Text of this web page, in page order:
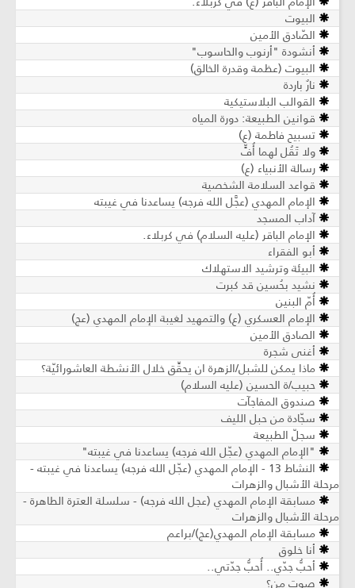
البيوت
الصّادق الأمين
أنشودة "أرنوب والحاسوب"
البيوت (عظمة وقدرة الخالق)
نارٌ باردة
القوالب البلاستيكية
قوانين الطبيعة: دورة المياه
تسبيح فاطمة (ع)
ولا تَقُل لهما أُفٍّ
رسالة الأنبياء (ع)
قواعد السلامة الشخصية
الإمام المهدي (عجَّل الله فرجه) يساعدنا في غيبته
آداب المسجد
الإمام الباقر (عليه السلام) في كربلاء.
أبو الفقراء
البيئة وترشيد الاستهلاك
نشيد بحُسين قد كبرت
أُمّ البنين
الإمام العسكري (ع) والتمهيد لغيبة الإمام المهدي (عج)
الصادق الأمين
أغنى شجرة
ماذا يمكن للشبل/الزهرة ان يحقِّق خلال الأنشطة العاشورائيّة؟
حبيب/ة الحسين (عليه السلام)
صندوق المفاجآت
سجّادة من حبل الليف
سجلّ الطبيعة
"الإمام المهدي (عجّل الله فرجه) يساعدنا في غيبته"
النشاط 13 - الإمام المهدي (عجّل الله فرجه) يساعدنا في غيبته -
مرحلة الأشبال والزهرات
مسابقة الإمام المهدي (عجل الله فرجه) - سلسلة العترة الطاهرة -
مرحلة الأشبال والزهرات
مسابقة الإمام المهدي(عج)/براعم
أنا خلوق
أحبُّ جدّي.. أُحبُّ جدّتي..
صوت من؟